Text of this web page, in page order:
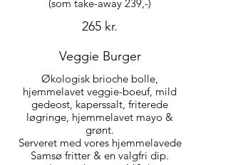
265 kr.
Veggie Burger
Økologisk brioche bolle,
hjemmelavet veggie-boeuf, mild
gedeost, kaperssalt, friterede
løgringe, hjemmelavet mayo &
grønt.
Serveret med vores hjemmelavede
Samsø fritter & en valgfri dip.